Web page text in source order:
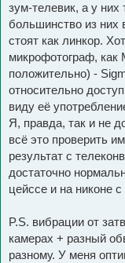
зум-телевик, а у них
большинство из них
стоят как линкор.
микрофотограф, как
положительно) -
относительно
виду её
Я, правда, так и не
всё это проверить
результат с
достаточно
цейссе и на никоне
P.S. вибрации от
камерах + разный
разному. У меня